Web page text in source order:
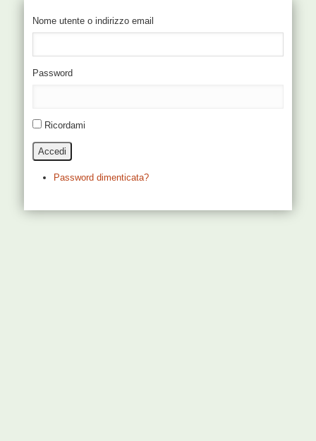
Nome utente o indirizzo email
Password
Ricordami
Accedi
Password dimenticata?